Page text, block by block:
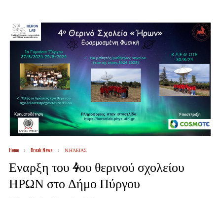
Home Break News Ν.ΗΛΕΙΑΣ
Εναρξη του 4ου θερινού σχολείου
ΗΡΩΝ στο Δήμο Πύργου